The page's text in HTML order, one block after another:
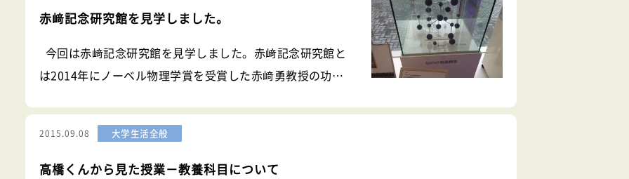
赤﨑記念研究館を見学しました。
今回は赤﨑記念研究館を見学しました。赤﨑記念研究館と
は2014年にノーベル物理学賞を受賞した赤﨑勇教授の功績
にはLEDを利用した信号機や青色LEDの材料である窒化ガリ
ウム
2015.09.08 大学生活全般
高橋くんから見た授業－教養科目について